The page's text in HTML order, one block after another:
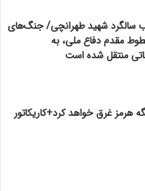
سالگرد شهید طهرانچی/ جنگ‌های
مقدم دفاع ملی، به
منتقل شده است
هرمز غرق خواهد کرد+کاریکاتور